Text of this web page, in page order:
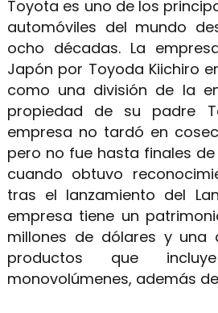
Toyota es uno de los
automóviles del mundo
ocho décadas. La
Japón por Toyoda Kiichiro
como una división de la
propiedad de su padre
empresa no tardó en
pero no fue hasta finales
cuando obtuvo
tras el lanzamiento del
empresa tiene un
millones de dólares y una
productos que
monovolúmenes, además